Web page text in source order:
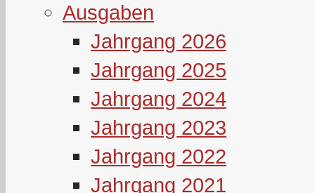
Ausgaben
Jahrgang 2026
Jahrgang 2025
Jahrgang 2024
Jahrgang 2023
Jahrgang 2022
Jahrgang 2021